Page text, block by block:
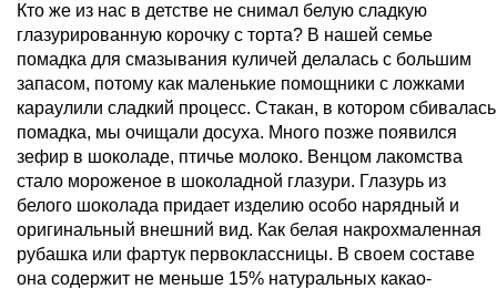
Кто же из нас в детстве не снимал белую сладкую
глазурированную корочку с торта? В нашей семье
помадка для смазывания куличей делалась с большим
запасом, потому как маленькие помощники с ложками
караулили сладкий процесс. Стакан, в котором сбивалась
помадка, мы очищали досуха. Много позже появился
зефир в шоколаде, птичье молоко. Венцом лакомства
стало мороженое в шоколадной глазури. Глазурь из
белого шоколада придает изделию особо нарядный и
оригинальный внешний вид. Как белая накрохмаленная
рубашка или фартук первоклассницы. В своем составе
она содержит не меньше 15% натуральных какао-